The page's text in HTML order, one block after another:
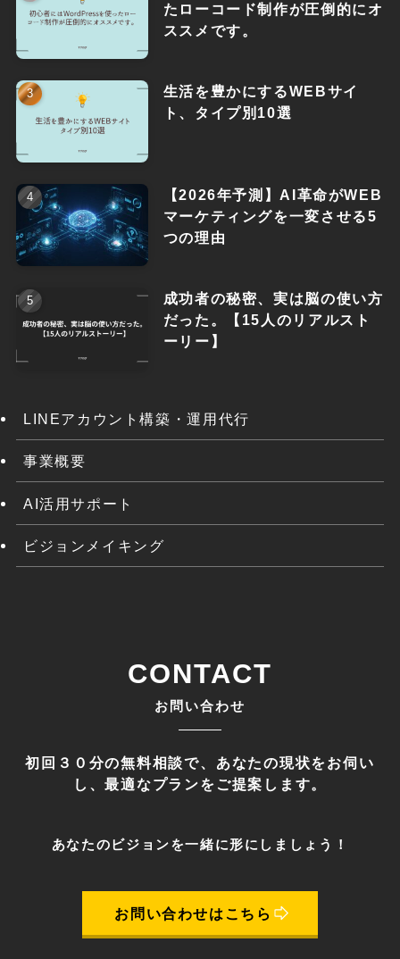
たローコード制作が圧倒的にオ
ススメです。
生活を豊かにするWEBサイ
ト、タイプ別10選
【2026年予測】AI革命がWEB
マーケティングを一変させる5
つの理由
成功者の秘密、実は脳の使い方
だった。【15人のリアルスト
ーリー】
LINEアカウント構築・運用代行
事業概要
AI活用サポート
ビジョンメイキング
CONTACT
お問い合わせ
初回３０分の無料相談で、あなたの現状をお伺い
し、最適なプランをご提案します。
あなたのビジョンを一緒に形にしましょう！
お問い合わせはこちら